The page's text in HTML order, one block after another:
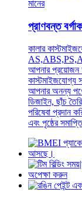
প্রাণবন্ত
কালার
আপনার প্রয়োজন
কাস্টমাইজযোগ্য
আপনার অনন্য
ডিজাইন, ছাঁচ
পরিষেবা প্রদান
এবং পৃষ্ঠের